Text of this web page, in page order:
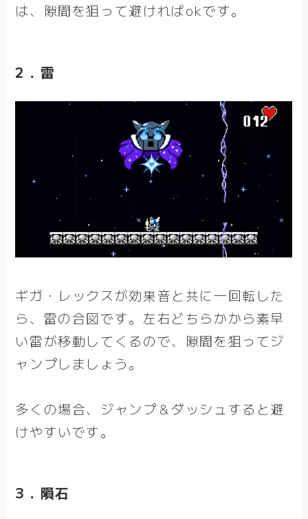
は、隙間を狙って避ければokです。
2．雷
ギガ・レックスが効果音と共に一回転した
ら、雷の合図です。左右どちらかから素早
い雷が移動してくるので、隙間を狙ってジ
ャンプしましょう。
多くの場合、ジャンプ＆ダッシュすると避
けやすいです。
3．隕石